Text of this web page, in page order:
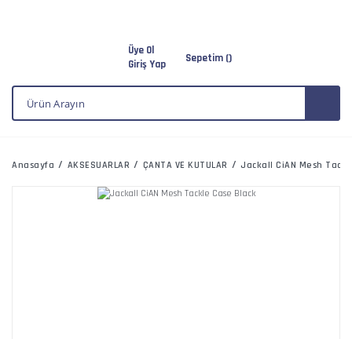
Üye Ol
Giriş Yap
Sepetim ()
Anasayfa AKSESUARLAR ÇANTA VE KUTULAR Jackall CiAN Mesh